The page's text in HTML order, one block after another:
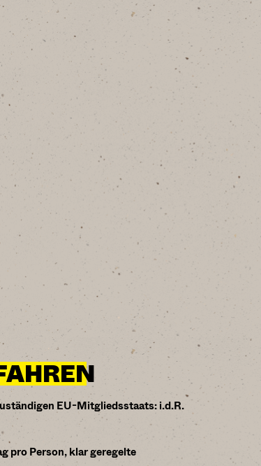
EU-Mitgliedsstaats: i.d.R.
pro Person, klar geregelte